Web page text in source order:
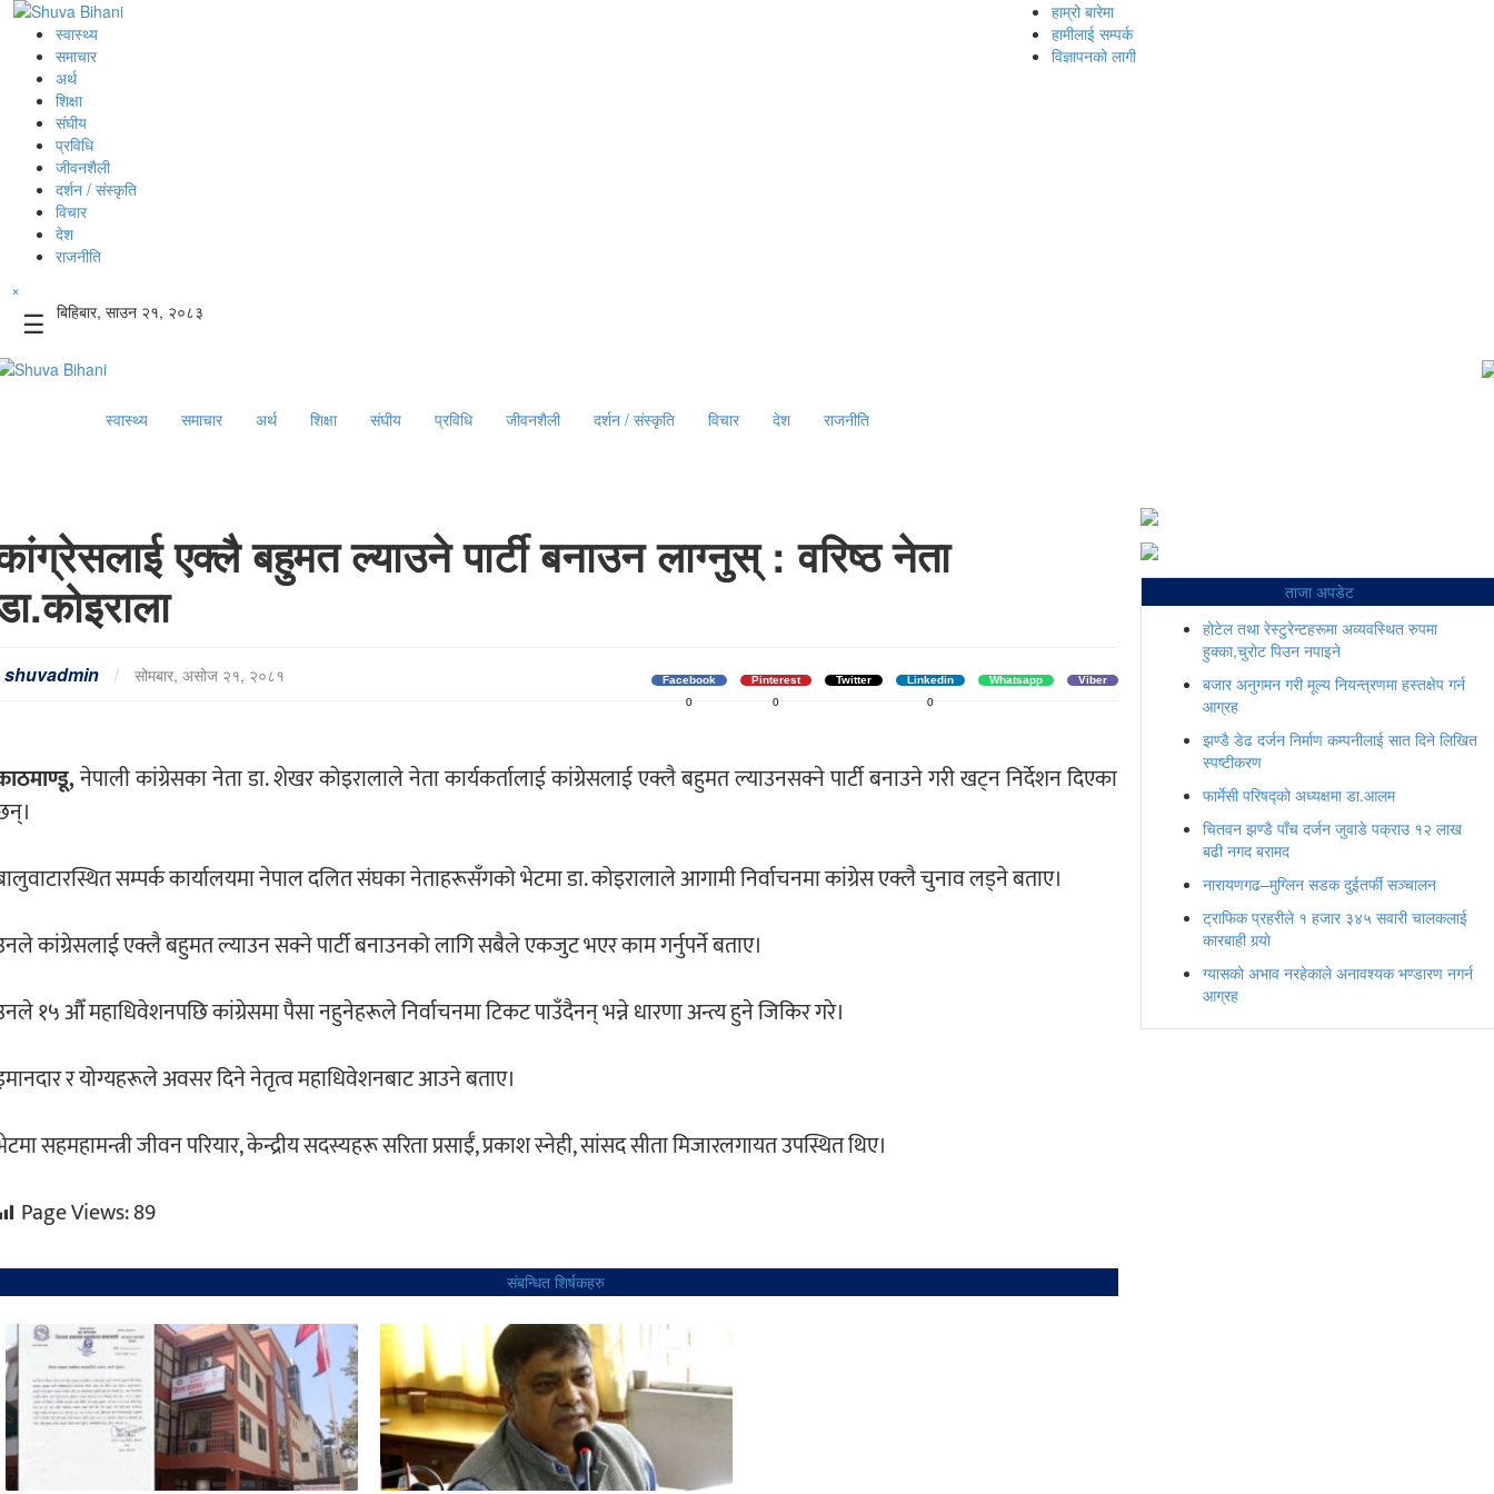
स्वास्थ्य
समाचार
अर्थ
शिक्षा
संघीय
प्रविधि
जीवनशैली
दर्शन / संस्कृति
विचार
देश
राजनीति
×
☰ बिहिबार, साउन २१, २०८३
हाम्रो बारेमा
हामीलाई सम्पर्क
विज्ञापनको लागी
स्वास्थ्य समाचार अर्थ शिक्षा संघीय प्रविधि जीवनशैली दर्शन / संस्कृति विचार देश राजनीति
एक्लै बहुमत ल्याउने पार्टी बनाउन लाग्नुस् : वरिष्ठ नेता
shuvadmin / सोमबार, असोज २१, २०८१
Facebook
0
Pinterest
0
Twitter
Linkedin
0
Whatsapp Viber
नेपाली कांग्रेसका नेता डा. शेखर कोइरालाले नेता कार्यकर्तालाई कांग्रेसलाई एक्लै बहुमत ल्याउनसक्ने पार्टी बनाउने गरी खट्न निर्देशन दिएका
सम्पर्क कार्यालयमा नेपाल दलित संघका नेताहरूसँगको भेटमा डा. कोइरालाले आगामी निर्वाचनमा कांग्रेस एक्लै चुनाव लड्ने बताए।
कांग्रेसलाई एक्लै बहुमत ल्याउन सक्ने पार्टी बनाउनको लागि सबैले एकजुट भएर काम गर्नुपर्ने बताए।
१५ औँ महाधिवेशनपछि कांग्रेसमा पैसा नहुनेहरूले निर्वाचनमा टिकट पाउँदैनन् भन्ने धारणा अन्त्य हुने जिकिर गरे।
र योग्यहरूले अवसर दिने नेतृत्व महाधिवेशनबाट आउने बताए।
सहमहामन्त्री जीवन परियार, केन्द्रीय सदस्यहरू सरिता प्रसाईँ, प्रकाश स्नेही, सांसद सीता मिजारलगायत उपस्थित थिए।
Page Views:89
संबन्धित शिर्षकहरु
ताजा अपडेट
होटेल तथा रेस्टुरेन्टहरूमा अव्यवस्थित रुपमा
हुक्का,चुरोट पिउन नपाइने
बजार अनुगमन गरी मूल्य नियन्त्रणमा हस्तक्षेप गर्न
आग्रह
झण्डै डेढ दर्जन निर्माण कम्पनीलाई सात दिने लिखित
स्पष्टीकरण
फार्मेसी परिषद्को अध्यक्षमा डा.आलम
चितवन झण्डै पाँच दर्जन जुवाडे पक्राउ १२ लाख
बढी नगद बरामद
नारायणगढ–मुग्लिन सडक दुईतर्फी सञ्चालन
ट्राफिक प्रहरीले १ हजार ३४५ सवारी चालकलाई
कारबाही गर्‍याे
ग्यासकाे अभाव नरहेकाले अनावश्यक भण्डारण नगर्न
आग्रह